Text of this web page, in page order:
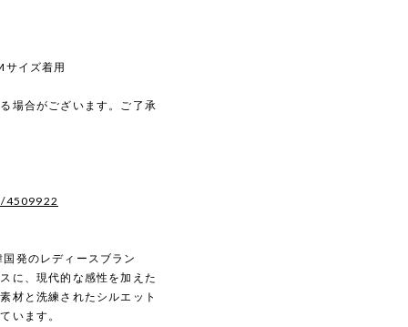
イズ着用
場合がございます。ご了承
4509922
発のレディースブラン
に、現代的な感性を加えた
材と洗練されたシルエット
います。